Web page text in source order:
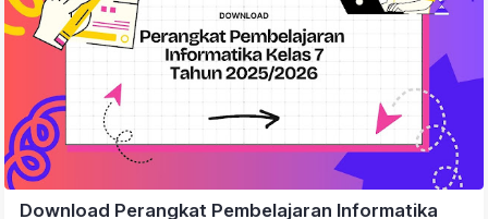
Download Perangkat Pembelajaran Informatika